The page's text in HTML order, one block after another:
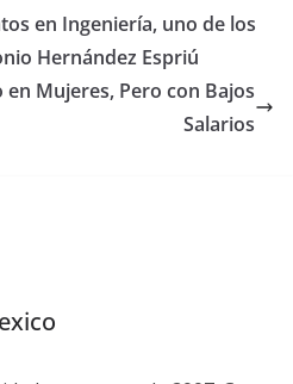
en Ingeniería, uno de los
Hernández Espriú
Mujeres, Pero con Bajos
Salarios